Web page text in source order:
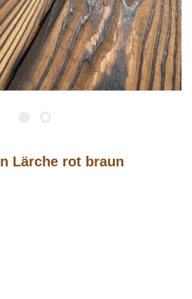
Lärche rot braun